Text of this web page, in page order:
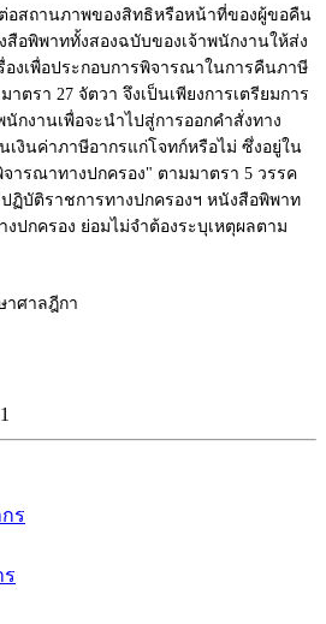
อสถานภาพของสิทธิหรือหน้าที่ของผู้ขอคืน
อพิพาททั้งสองฉบับของเจ้าพนักงานให้ส่ง
องเพื่อประกอบการพิจารณาในการคืนภาษี
ตรา 27 จัตวา จึงเป็นเพียงการเตรียมการ
กงานเพื่อจะนำไปสู่การออกคำสั่งทาง
เงินค่าภาษีอากรแก่โจทก์หรือไม่ ซึ่งอยู่ใน
ารณาทางปกครอง" ตามมาตรา 5 วรรค
บัติราชการทางปกครองฯ หนังสือพิพาท
ปกครอง ย่อมไม่จำต้องระบุเหตุผลตาม
าศาลฎีกา
ร
ร